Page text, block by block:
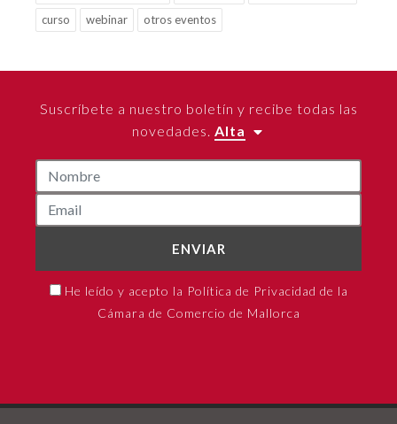
curso
webinar otros eventos
Suscríbete a nuestro boletín y recibe todas las
novedades. Alta
ENVIAR
He leído y acepto la Política de Privacidad de la
Cámara de Comercio de Mallorca